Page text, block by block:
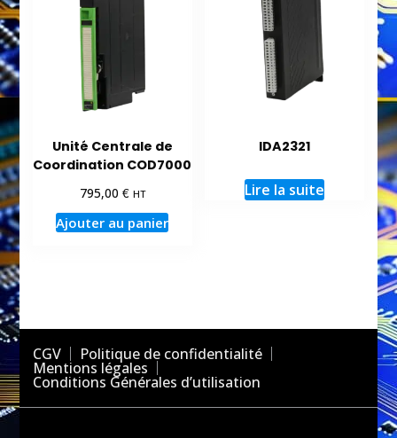
Unité Centrale de
Coordination COD7000
795,00 € HT
Ajouter au panier
IDA2321
Lire la suite
CGV Politique de confidentialité
Mentions légales
Conditions Générales d’utilisation